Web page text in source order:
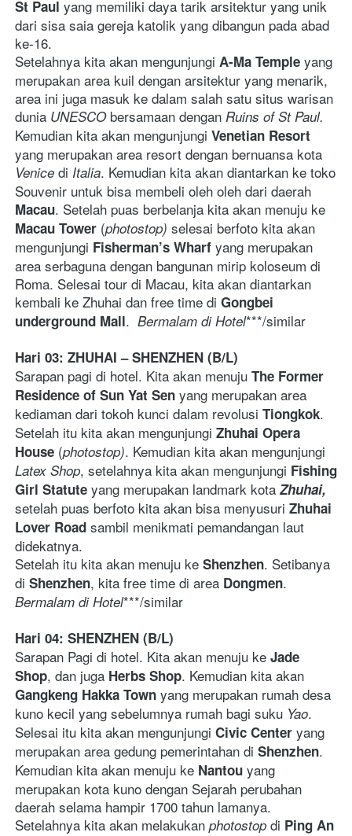
St Paul yang memiliki daya tarik arsitektur yang unik
dari sisa saia gereja katolik yang dibangun pada abad
ke-16.
Setelahnya kita akan mengunjungi A-Ma Temple yang
merupakan area kuil dengan arsitektur yang menarik,
area ini juga masuk ke dalam salah satu situs warisan
dunia UNESCO bersamaan dengan Ruins of St Paul.
Kemudian kita akan mengunjungi
Venice di Italia. Kemudian kita akan diantarkan ke toko
Macau
Macau Tower (photostop) selesai berfoto kita akan
mengunjungi Fisherman’s Wharf yang merupakan
area serbaguna dengan bangunan mirip koloseum di
Roma. Selesai tour di Macau, kita akan diantarkan
kembali ke Zhuhai dan free time di Gongbei
underground Mall. Bermalam di Hotel***/similar
Hari 03: ZHUHAI – SHENZHEN (B/L)
Sarapan pagi di hotel. Kita akan menuju The Former
Residence of Sun Yat Sen yang merupakan area
kediaman dari tokoh kunci dalam revolusi Tiongkok.
Setelah itu kita akan mengunjungi Zhuhai Opera
House (photostop)
Latex Shop, setelahnya kita akan mengunjungi Fishing
Girl Statute yang merupakan landmark kota
setelah puas berfoto kita akan bisa menyusuri Zhuhai
Lover Road sambil menikmati pemandangan laut
didekatnya.
Setelah itu kita akan menuju ke Shenzhen. Setibanya
di Shenzhen, kita free time di area Dongmen.
Bermalam di Hotel***/similar
Hari 04: SHENZHEN (B/L)
Sarapan Pagi di hotel. Kita akan menuju ke Jade
Shop, dan juga Herbs Shop
Gangkeng Hakka Town yang merupakan rumah desa
kuno kecil yang sebelumnya rumah bagi suku Yao.
Selesai itu kita akan mengunjungi Civic Center yang
merupakan area gedung pemerintahan di Shenzhen.
Kemudian kita akan menuju ke Nantou yang
merupakan kota kuno dengan Sejarah perubahan
daerah selama hampir 1700 tahun lamanya.
Setelahnya kita akan melakukan photostop di Ping An